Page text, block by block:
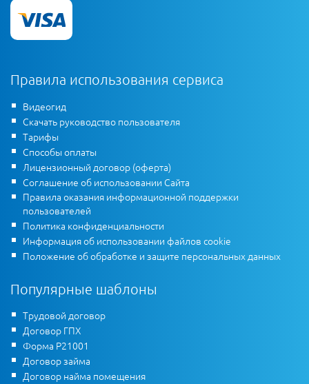
Правила использования сервиса
Видеогид
Скачать руководство пользователя
Тарифы
Способы оплаты
Лицензионный договор (оферта)
Соглашение об использовании Сайта
Правила оказания информационной поддержки
пользователей
Политика конфиденциальности
Информация об использовании файлов cookie
Положение об обработке и защите персональных данных
Популярные шаблоны
Трудовой договор
Договор ГПХ
Форма Р21001
Договор займа
Договор найма помещения